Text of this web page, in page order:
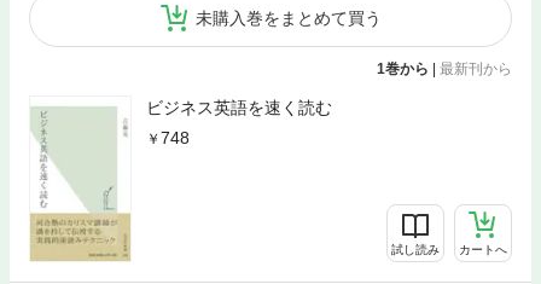
未購入巻をまとめて買う
1巻から 最新刊から
ビジネス英語を速く読む
748
試し読み カートへ